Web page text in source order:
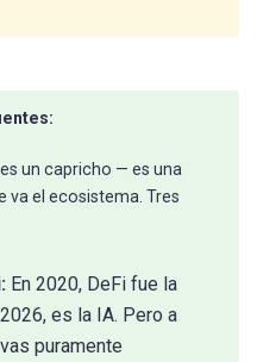
un capricho — es una
va el ecosistema. Tres
En 2020, DeFi fue la
es la IA. Pero a
puramente